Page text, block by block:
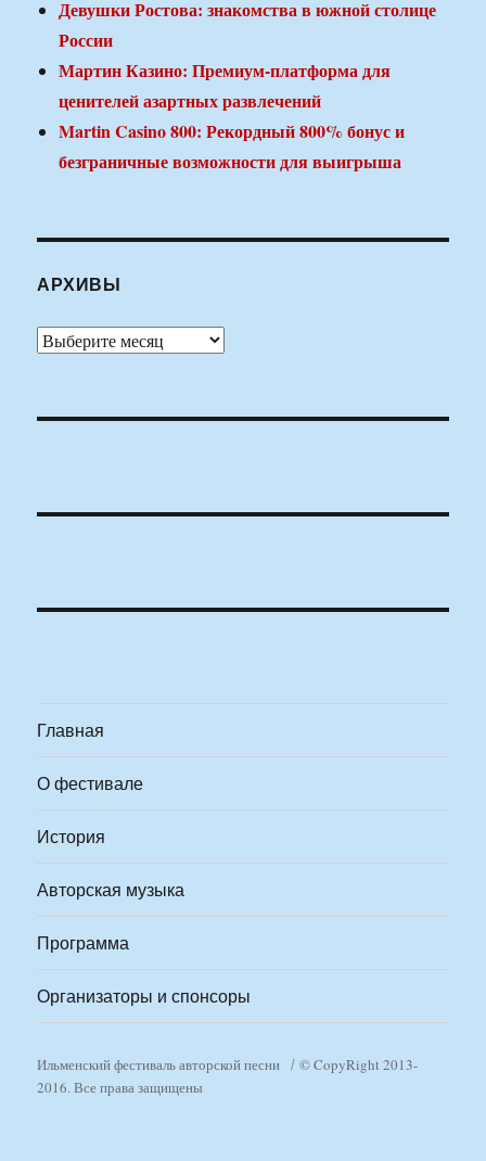
Девушки Ростова: знакомства в южной столице
России
Мартин Казино: Премиум-платформа для
ценителей азартных развлечений
Martin Casino 800: Рекордный 800% бонус и
безграничные возможности для выигрыша
АРХИВЫ
Архивы
Главная
О фестивале
История
Авторская музыка
Программа
Организаторы и спонсоры
Ильменский фестиваль авторской песни
© CopyRight 2013-
2016. Все права защищены